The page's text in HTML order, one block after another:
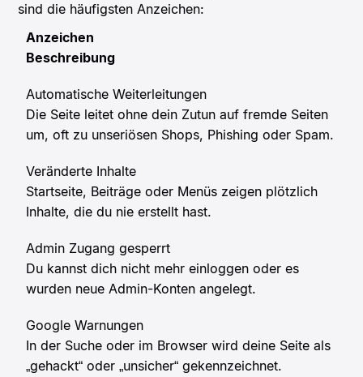
sind die häufigsten Anzeichen:
Anzeichen
Beschreibung
Automatische Weiterleitungen
Die Seite leitet ohne dein Zutun auf fremde Seiten
um, oft zu unseriösen Shops, Phishing oder Spam.
Veränderte Inhalte
Startseite, Beiträge oder Menüs zeigen plötzlich
Inhalte, die du nie erstellt hast.
Admin Zugang gesperrt
Du kannst dich nicht mehr einloggen oder es
wurden neue Admin-Konten angelegt.
Google Warnungen
In der Suche oder im Browser wird deine Seite als
„gehackt“ oder „unsicher“ gekennzeichnet.